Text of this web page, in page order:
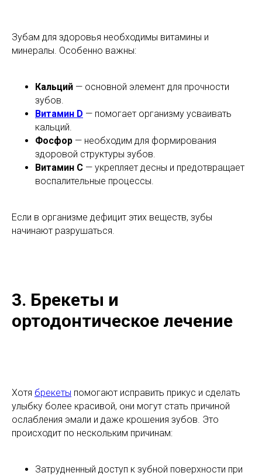
Зубам для здоровья необходимы витамины и
минералы. Особенно важны:
Кальций — основной элемент для прочности
зубов.
Витамин D — помогает организму усваивать
кальций.
Фосфор — необходим для формирования
здоровой структуры зубов.
Витамин C — укрепляет десны и предотвращает
воспалительные процессы.
Если в организме дефицит этих веществ, зубы
начинают разрушаться.
3. Брекеты и
ортодонтическое лечение
Хотя брекеты помогают исправить прикус и сделать
улыбку более красивой, они могут стать причиной
ослабления эмали и даже крошения зубов. Это
происходит по нескольким причинам:
Затрудненный доступ к зубной поверхности при